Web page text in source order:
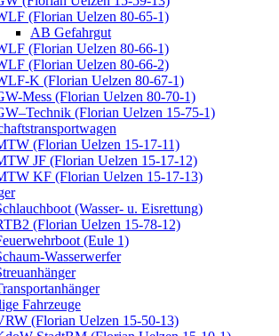
(Florian Uelzen 80-65-1)
AB Gefahrgut
(Florian Uelzen 80-66-1)
(Florian Uelzen 80-66-2)
K (Florian Uelzen 80-67-1)
Mess (Florian Uelzen 80-70-1)
(Florian Uelzen 15-75-1)
(Florian Uelzen 15-17-11)
JF (Florian Uelzen 15-17-12)
KF (Florian Uelzen 15-17-13)
(Wasser- u. Eisrettung)
(Florian Uelzen 15-78-12)
(Eule 1)
Wasserwerfer
Fahrzeuge
(Florian Uelzen 15-50-13)